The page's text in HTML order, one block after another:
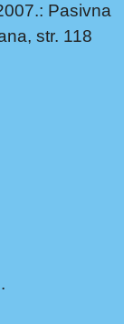
Pasivna
str. 118